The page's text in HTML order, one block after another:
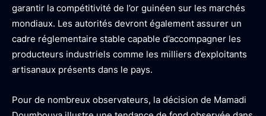
garantir la compétitivité de l’or guinéen sur les marchés
mondiaux. Les autorités devront également assurer un
cadre réglementaire stable capable d’accompagner les
producteurs industriels comme les milliers d’exploitants
artisanaux présents dans le pays.
Pour de nombreux observateurs, la décision de Mamadi